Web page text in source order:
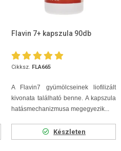
Flavin 7+ kapszula 90db
Cikksz. FLA665
A Flavin7 gyümölcseinek liofilizált
kivonata található benne. A kapszula
hatásmechanizmusa megegyezik...
Készleten